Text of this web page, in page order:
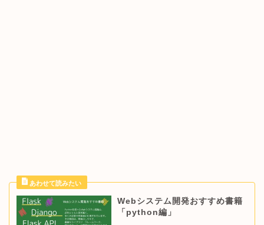
Webシステム開発おすすめ書籍
「python編」